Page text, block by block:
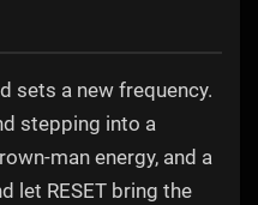
sets a new frequency.
stepping into a
man energy, and a
let RESET bring the